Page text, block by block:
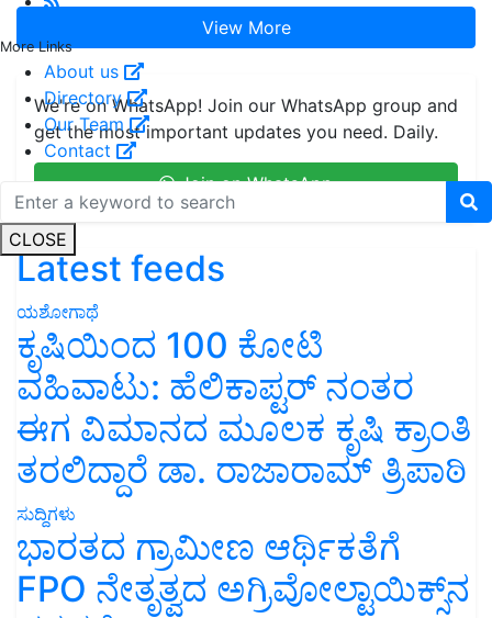
More Links
About us
Directory
Our Team
Contact
CLOSE
View More
We're on WhatsApp! Join our WhatsApp group and
get the most important updates you need. Daily.
Join on WhatsApp
Latest feeds
ಯಶೋಗಾಥೆ
ಕೃಷಿಯಿಂದ 100 ಕೋಟಿ
ವಹಿವಾಟು: ಹೆಲಿಕಾಪ್ಟರ್ ನಂತರ
ಈಗ ವಿಮಾನದ ಮೂಲಕ ಕೃಷಿ ಕ್ರಾಂತಿ
ತರಲಿದ್ದಾರೆ ಡಾ. ರಾಜಾರಾಮ್ ತ್ರಿಪಾಠಿ
ಸುದ್ದಿಗಳು
ಭಾರತದ ಗ್ರಾಮೀಣ ಆರ್ಥಿಕತೆಗೆ
FPO ನೇತೃತ್ವದ ಅಗ್ರಿವೋಲ್ಟಾಯಿಕ್ಸ್‌ನ